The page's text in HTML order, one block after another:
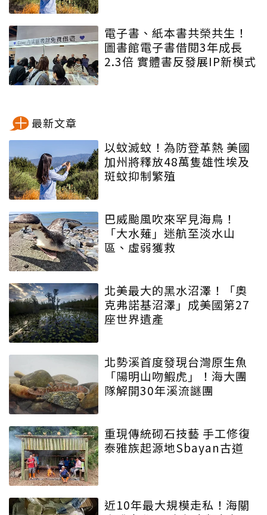
電子書、紙本書共榮共生！
圖書館電子書借閱3年成長
2.3倍 實體書反發展IP新模式
最新文章
以蚊滅蚊！為防登革熱 美國
加州將釋放48萬隻雄性埃及
斑蚊抑制繁殖
巴威颱風吹來罕見海鳥！
「大水薙」迷航至淡水山
區、虛弱獲救
北美最大的黑水沼澤！「奧
克弗諾基沼澤」成美國第27
座世界遺產
北勢溪首度發現台灣原生魚
「陽明山吻鰕虎」！海大團
隊解開30年溪流謎團
重現傳統砌石技藝 手工修復
泰雅族起源地Sbayan古道
近10年最大規模走私！海關